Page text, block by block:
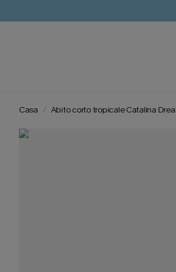
Casa Abito corto tropicale Catalina